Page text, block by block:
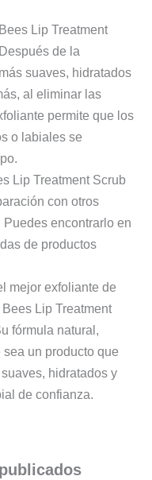
Lip Treatment
de la
suaves, hidratados
al eliminar las
permite que los
o labiales se
Lip Treatment Scrub
con otros
encontrarlo en
de productos
mejor exfoliante de
Lip Treatment
fórmula natural,
un producto que
hidratados y
de confianza.
publicados